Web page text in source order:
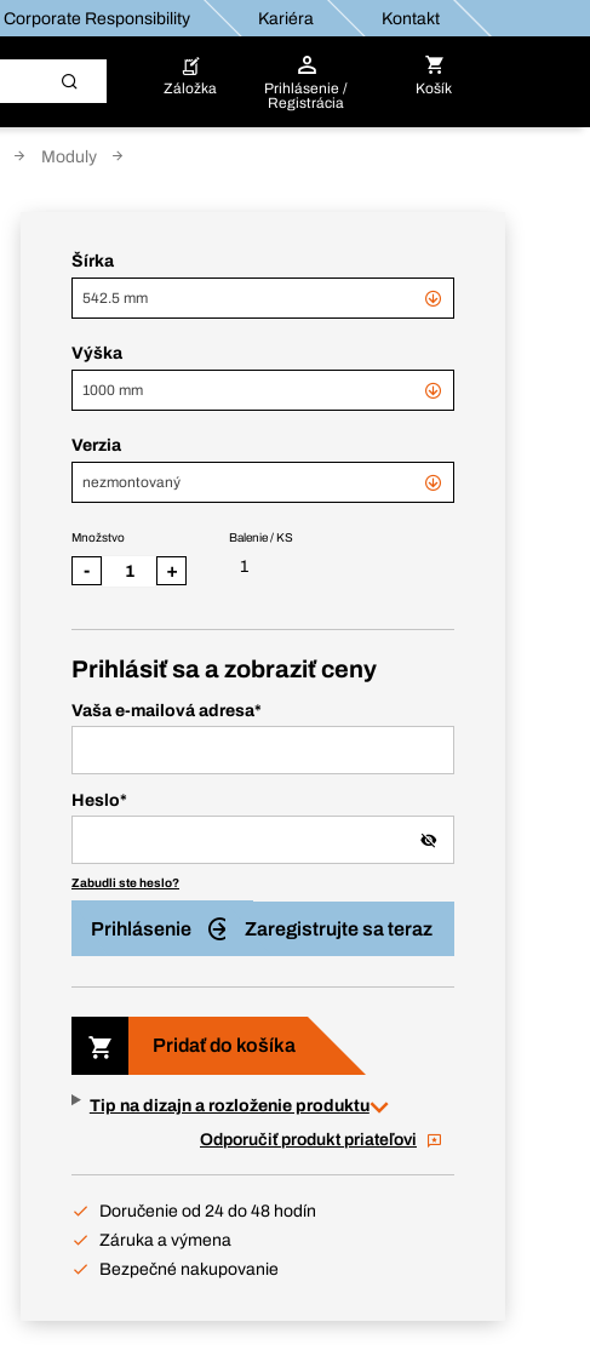
Corporate Responsibility Kariéra Kontakt
Záložka
Prihlásenie /
Registrácia
Košík
Moduly
Šírka
542.5 mm
Výška
1000 mm
Verzia
nezmontovaný
Balenie / KS
1
Množstvo
- +
Prihlásiť sa a zobraziť ceny
Vaša e-mailová adresa*
Heslo*
Zabudli ste heslo?
Prihlásenie Zaregistrujte sa teraz
Pridať do košíka
Tip na dizajn a rozloženie produktu
Odporučiť produkt priateľovi
Doručenie od 24 do 48 hodín
Záruka a výmena
Bezpečné nakupovanie